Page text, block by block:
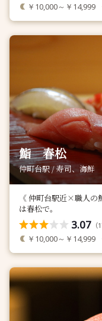
￥10,000～￥14,999
鮨 春松
仲町台駅 / 寿司、海鮮
《 仲町台駅近×職人の
は春松で。
3.07 （
￥10,000～￥14,999